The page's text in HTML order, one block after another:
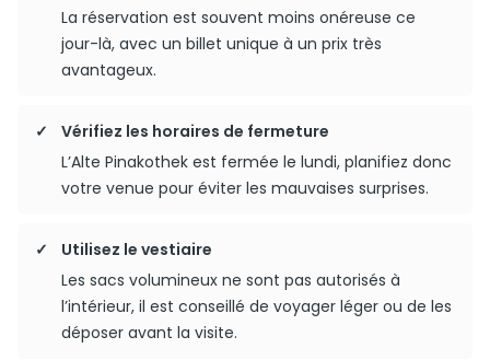
La réservation est souvent moins onéreuse ce
jour-là, avec un billet unique à un prix très
avantageux.
Vérifiez les horaires de fermeture
L’Alte Pinakothek est fermée le lundi, planifiez donc
votre venue pour éviter les mauvaises surprises.
Utilisez le vestiaire
Les sacs volumineux ne sont pas autorisés à
l’intérieur, il est conseillé de voyager léger ou de les
déposer avant la visite.